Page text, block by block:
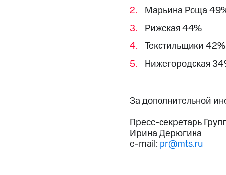
Марьина Роща
Рижская 44%
Текстильщики 42%
Нижегородская
За дополнительной
Пресс-секретарь
Ирина Дерюгина
e-mail: pr@mts.ru